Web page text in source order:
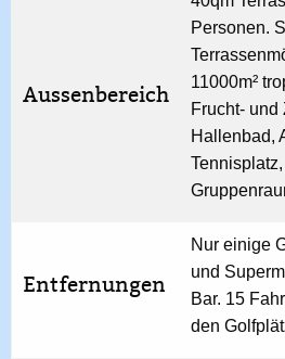
Aussenbereich
Personen.
11000m²
Frucht-
Hallenbad,
Entfernungen
Nur einige
und
Bar. 15
den